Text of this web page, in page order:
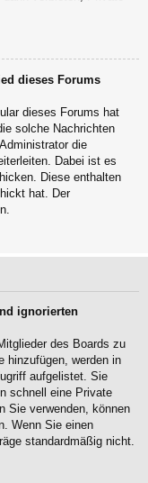
dieses Forums
dieses Forums hat
solche Nachrichten
die
Dabei ist es
Diese enthalten
hat. Der
ignorierten
des Boards zu
hinzufügen, werden in
aufgelistet. Sie
schnell eine Private
Sie verwenden, können
Wenn Sie einen
standardmäßig nicht.